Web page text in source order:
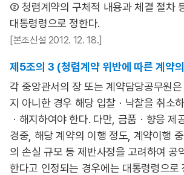
② 청렴계약의 구체적 내용과 체결 절차
대통령령으로 정한다.
[본조신설 2012. 12. 18.]
제5조의 3 (청렴계약 위반에 따른 계약
각 중앙관서의 장 또는 계약담당공무원은
지 아니한 경우 해당 입찰ㆍ낙찰을 취소
ㆍ해지하여야 한다. 다만, 금품ㆍ향응 제
경중, 해당 계약의 이행 정도, 계약이행
의 손실 규모 등 제반사정을 고려하여 공
한다고 인정되는 경우에는 대통령령으로